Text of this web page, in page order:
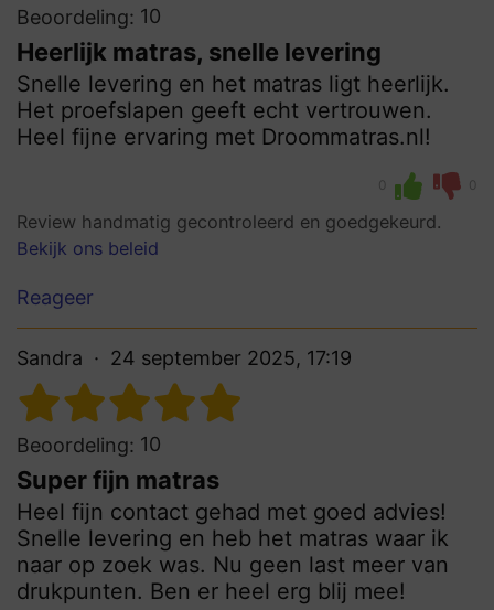
Beoordeling: 10
Heerlijk matras, snelle levering
Snelle levering en het matras ligt heerlijk.
Het proefslapen geeft echt vertrouwen.
Heel fijne ervaring met Droommatras.nl!
0 0
Review handmatig gecontroleerd en goedgekeurd.
Bekijk ons beleid
Reageer
Sandra 24 september 2025, 17:19
Beoordeling: 10
Super fijn matras
Heel fijn contact gehad met goed advies!
Snelle levering en heb het matras waar ik
naar op zoek was. Nu geen last meer van
drukpunten. Ben er heel erg blij mee!